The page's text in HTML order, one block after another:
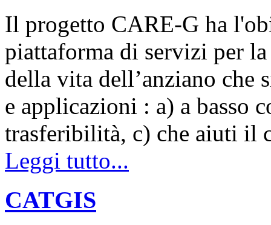
Il progetto CARE-G ha
piattaforma di servizi per
della vita dell’anziano che
e applicazioni : a) a basso
trasferibilità, c) che aiuti il
Leggi tutto...
CATGIS